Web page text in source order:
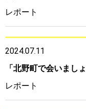
レポート
2024.07.11
「北野町で会いまし
レポート